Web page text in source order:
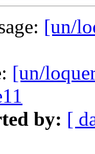
[un/
[un/
by: [